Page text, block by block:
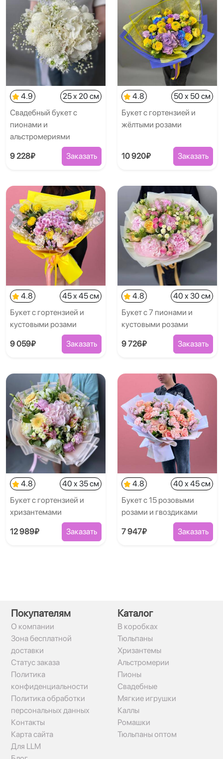
4.9
25 x 20 см
Свадебный букет с
пионами и
альстромериями
9 228₽ Заказать
4.8
50 x 50 см
Букет с гортензией и
жёлтыми розами
10 920₽ Заказать
4.8
45 x 45 см
Букет с гортензией и
кустовыми розами
9 059₽ Заказать
4.8
40 x 30 см
Букет с 7 пионами и
кустовыми розами
9 726₽ Заказать
4.8
40 x 35 см
Букет с гортензией и
хризантемами
12 989₽ Заказать
4.8
40 x 45 см
Букет с 15 розовыми
розами и гвоздиками
7 947₽ Заказать
Покупателям
О компании
Зона бесплатной
доставки
Статус заказа
Политика
конфиденциальности
Политика обработки
персональных данных
Контакты
Карта сайта
Для LLM
Каталог
В коробках
Тюльпаны
Хризантемы
Альстромерии
Пионы
Свадебные
Мягкие игрушки
Каллы
Ромашки
Тюльпаны оптом